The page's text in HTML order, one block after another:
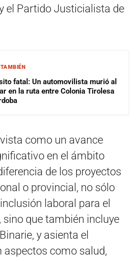
el Partido Justicialista de
fatal: Un automovilista murió al
en la ruta entre Colonia Tirolesa
como un avance
en el ámbito
de los proyectos
o provincial, no sólo
laboral para el
sino que también incluye
y asienta el
aspectos como salud,